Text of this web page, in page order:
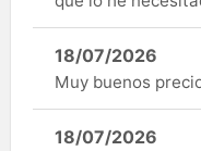
18/07/2026
Muy buenos
18/07/2026